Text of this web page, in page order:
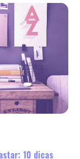
10 dicas